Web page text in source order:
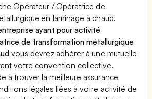
Opérateur / Opératrice de
en laminage à chaud.
ayant pour activité
de transformation métallurgique
vous devrez adhérer à une mutuelle
votre convention collective.
à trouver la meilleure assurance
légales liées à votre activité de